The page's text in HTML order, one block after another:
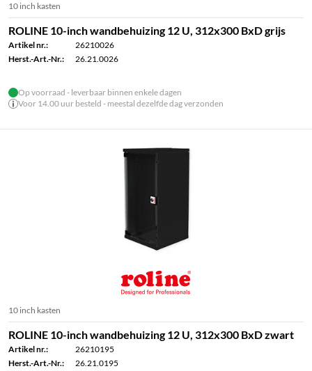
10 inch kasten
ROLINE 10-inch wandbehuizing 12 U, 312x300 BxD grijs
Artikel nr.:
26210026
Herst.-Art.-Nr.:
26.21.0026
Op voorraad - leverbaar binnen enkele dagen
Voor 14.00 uur besteld - meestal dezelfde dag verzonden
10 inch kasten
ROLINE 10-inch wandbehuizing 12 U, 312x300 BxD zwart
Artikel nr.:
26210195
Herst.-Art.-Nr.:
26.21.0195